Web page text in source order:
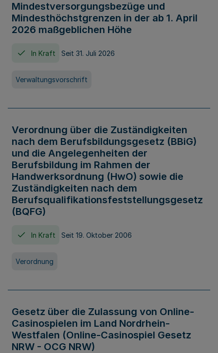
Mindestversorgungsbezüge und
Mindesthöchstgrenzen in der ab 1. April
2026 maßgeblichen Höhe
In Kraft Seit 31. Juli 2026
Verwaltungsvorschrift
Verordnung über die Zuständigkeiten
nach dem Berufsbildungsgesetz (BBiG)
und die Angelegenheiten der
Berufsbildung im Rahmen der
Handwerksordnung (HwO) sowie die
Zuständigkeiten nach dem
Berufsqualifikationsfeststellungsgesetz
(BQFG)
In Kraft Seit 19. Oktober 2006
Verordnung
Gesetz über die Zulassung von Online-
Casinospielen im Land Nordrhein-
Westfalen (Online-Casinospiel Gesetz
NRW - OCG NRW)